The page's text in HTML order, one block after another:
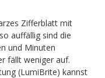
Zifferblatt mit
auffällig sind die
und Minuten
fällt weniger auf.
(LumiBrite) kannst